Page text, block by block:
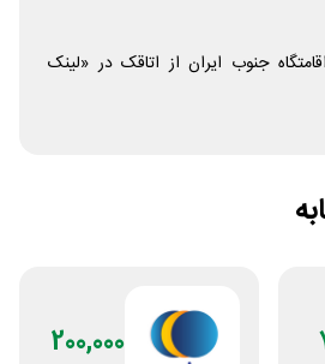
جنوب ایران از اتاقک در «لینک
200,000